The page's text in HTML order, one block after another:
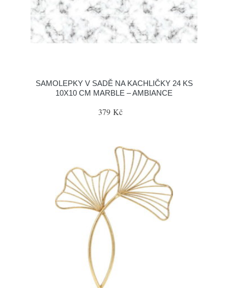
SAMOLEPKY V SADĚ NA KACHLIČKY 24 KS
10X10 CM MARBLE – AMBIANCE
379 Kč